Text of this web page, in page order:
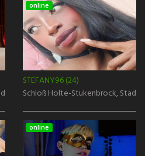
Gütersloh
online
STEFANY96 (24)
Schloß Holte-Stukenbrock, Stadt
online